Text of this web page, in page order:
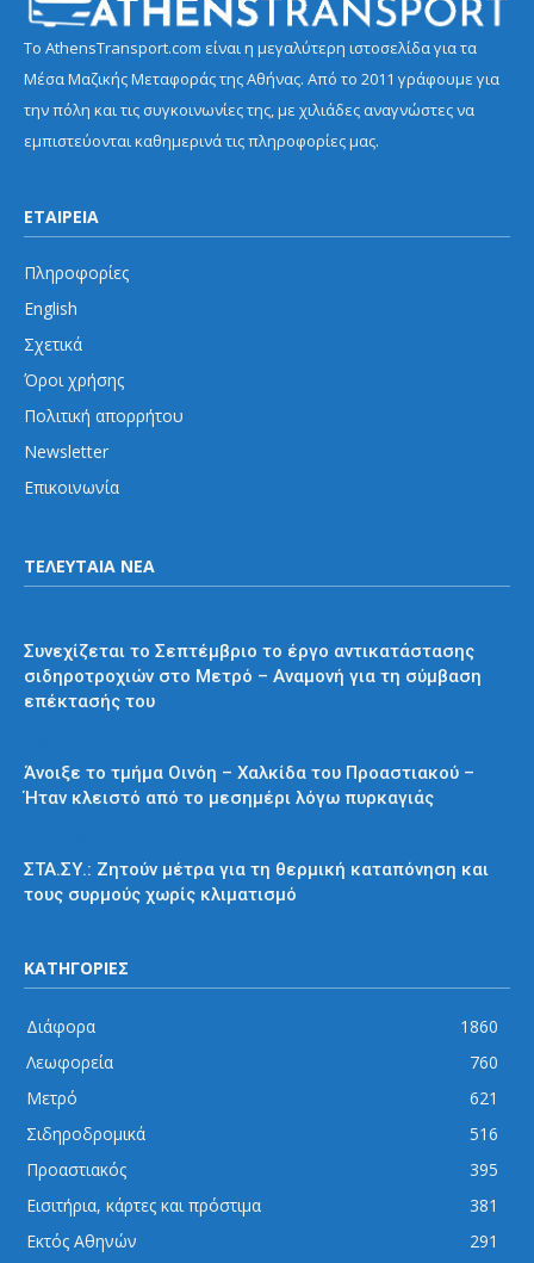
Το AthensTransport.com είναι η μεγαλύτερη ιστοσελίδα για τα
Μέσα Μαζικής Μεταφοράς της Αθήνας. Από το 2011 γράφουμε για
την πόλη και τις συγκοινωνίες της, με χιλιάδες αναγνώστες να
εμπιστεύονται καθημερινά τις πληροφορίες μας.
ΕΤΑΙΡΕΙΑ
Πληροφορίες
English
Σχετικά
Όροι χρήσης
Πολιτική απορρήτου
Newsletter
Επικοινωνία
ΤΕΛΕΥΤΑΙΑ ΝΕΑ
Συνεχίζεται το Σεπτέμβριο το έργο αντικατάστασης
σιδηροτροχιών στο Μετρό – Αναμονή για τη σύμβαση
επέκτασής του
Άνοιξε το τμήμα Οινόη – Χαλκίδα του Προαστιακού –
Ήταν κλειστό από το μεσημέρι λόγω πυρκαγιάς
ΣΤΑ.ΣΥ.: Ζητούν μέτρα για τη θερμική καταπόνηση και
τους συρμούς χωρίς κλιματισμό
ΚΑΤΗΓΟΡΙΕΣ
Διάφορα
1860
Λεωφορεία
760
Μετρό
621
Σιδηροδρομικά
516
Προαστιακός
395
Εισιτήρια, κάρτες και πρόστιμα
381
Εκτός Αθηνών
291